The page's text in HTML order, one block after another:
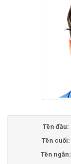
Tên đầu:
Tên cuối:
Tên ngắn: